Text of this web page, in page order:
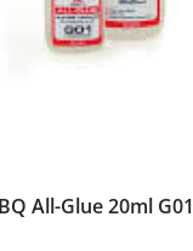
All-Glue 20ml G01